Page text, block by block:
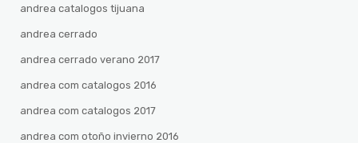
andrea catalogos tijuana
andrea cerrado
andrea cerrado verano 2017
andrea com catalogos 2016
andrea com catalogos 2017
andrea com otoño invierno 2016